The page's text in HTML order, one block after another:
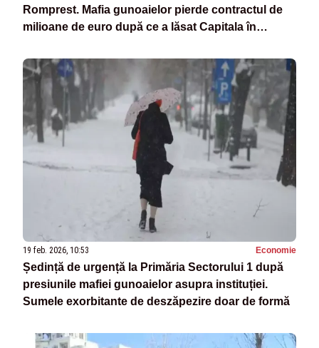
Romprest. Mafia gunoaielor pierde contractul de
milioane de euro după ce a lăsat Capitala în
19 feb. 2026, 10:53 Economie
Ședință de urgență la Primăria Sectorului 1 după
presiunile mafiei gunoaielor asupra instituției.
Sumele exorbitante de deszăpezire doar de formă